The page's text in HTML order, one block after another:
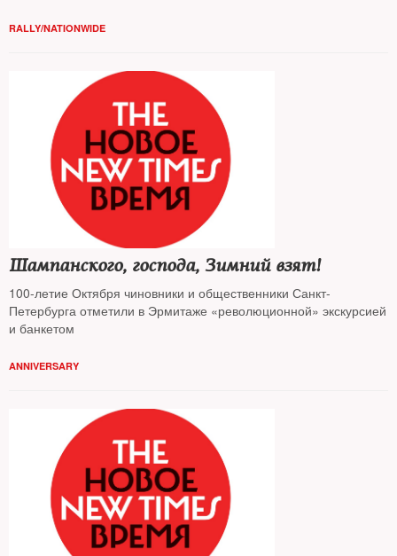
RALLY/NATIONWIDE
Шампанского, господа, Зимний взят!
100-летие Октября чиновники и общественники Санкт-
Петербурга отметили в Эрмитаже «революционной» экскурсией
и банкетом
ANNIVERSARY